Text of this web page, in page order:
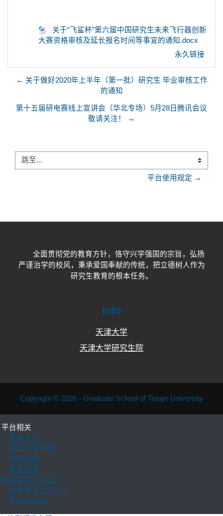
关于“飞鲨杯”第六届中国研究生未来飞行器创新
大赛资格审核及延长报名时间等事宜的通知.docx
永久链接
← 关于做好2020年上半年（第一批）研究生 毕业审核工作
的通知
第十五届研电赛线上宣讲会（华北专场）5月28日腾讯会议
敬请关注！ →
跳至...
平台使用规定 →
全面贯彻党的教育方针，恪守兴学强国的宗旨，弘扬
严谨治学的校风，秉承爱国奉献的传统，把立德树人作为
研究生教育的根本任务。
Info
天津大学
天津大学研究生院
Copyright © 2026 - Graduate School of Tianjin University
平台相关
使用入门
申请创建课程
支持帮助
教师手册
简体中文 ‎(zh_cn)‎
简体中文 ‎(zh_cn)‎
English ‎(en)‎